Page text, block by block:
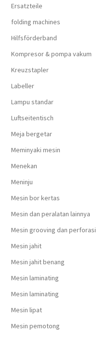
Ersatzteile
folding machines
Hilfsförderband
Kompresor & pompa vakum
Kreuzstapler
Labeller
Lampu standar
Luftseitentisch
Meja bergetar
Meminyaki mesin
Menekan
Meninju
Mesin bor kertas
Mesin dan peralatan lainnya
Mesin grooving dan perforasi
Mesin jahit
Mesin jahit benang
Mesin laminating
Mesin laminating
Mesin lipat
Mesin pemotong